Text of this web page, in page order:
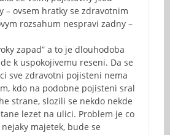
– ovsem hratky se zdravotnim
rozsahum nespravi zadny –
zapad” a to je dlouhodoba
k uspokojivemu reseni. Da se
sve zdravotni pojisteni nema
kdo na podobne pojisteni sral
strane, slozili se nekdo nekde
lezet na ulici. Problem je co
majetek, bude se